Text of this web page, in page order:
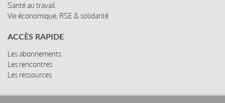
Santé au travail
Vie économique, RSE & solidarité
ACCÈS RAPIDE
Les abonnements
Les rencontres
Les ressources